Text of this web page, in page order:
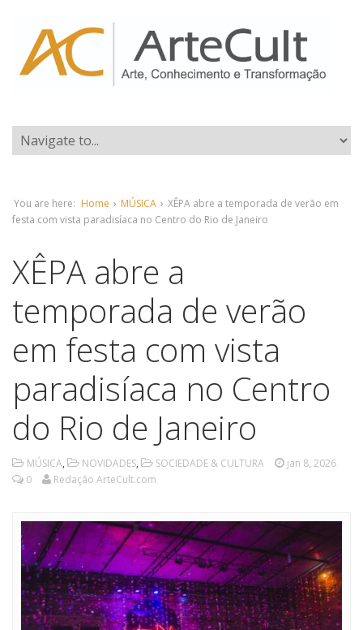
You are here: Home › MÚSICA › XÊPA abre a temporada de verão em
festa com vista paradisíaca no Centro do Rio de Janeiro
XÊPA abre a
temporada de verão
em festa com vista
paradisíaca no Centro
do Rio de Janeiro
MÚSICA, NOVIDADES, SOCIEDADE & CULTURA
jan 8, 2026
0
Redação ArteCult.com